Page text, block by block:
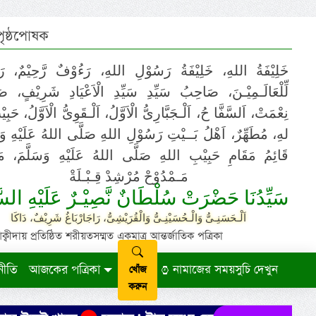
خَلِيْفَةُ اللهِ، خَلِيْفَةُ رَسُوْلِ اللهِ، رَءُوْفٌ رَّحِيْمٌ،
لِّلْعَالَـمِيْـنَ، صَاحِبُ سَيِّدِ سَيِّدِ الْاَعْيَادِ شَرِيْفٍ،
نِعْمَتْ، اَلسَّفَّا حُ، اَلْـجَبَّارِىُّ الْاَوَّلُ، اَلْـقَوِىُّ الْاَوَّلُ،
لهِ، مُطَهِّرٌ، اَهْلُ بَــيْتِ رَسُوْلِ اللهِ صَلَّى اللهُ عَلَيْهِ
قَائِمُ مَقَامِ حَبِيْبِ اللهِ صَلَّى اللهُ عَلَيْهِ وَسَلَّمَ،
مَـمْدُوْحْ مُرْشِدْ قِـبْـلَةْ
سَيِّدُنَا حَضْرَتْ سُلْطَانٌ نَّصِيْـرٌ عَلَيْهِ
اَلْـحَسَنِـىُّ وَالْـحُسَيْنِـىُّ وَالْقُرَيْشِىُّ، رَاجَارْبَاغُ شَرِيْفٌ، دَاكَا
প্রতিষ্ঠিত শরীয়তসম্মত একমাত্র আন্তর্জাতিক পত্রিকা
আজকের পত্রিকা
খোঁজ
করুন
নামাজের সময়সুচি দেখুন